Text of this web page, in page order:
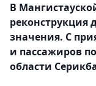
В
реконструкция
значения. С
и пассажиров
области